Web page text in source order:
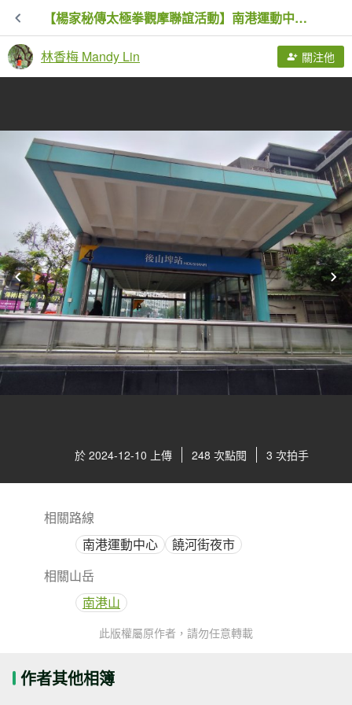
【楊家秘傳太極拳觀摩聯誼活動】南港運動中心→饒河街夜市
林香梅 Mandy Lin 關注他
於 2024-12-10 上傳 248 次點閱 3 次拍手
相關路線
南港運動中心
饒河街夜市
相關山岳
南港山
此版權屬原作者，請勿任意轉載
作者其他相簿